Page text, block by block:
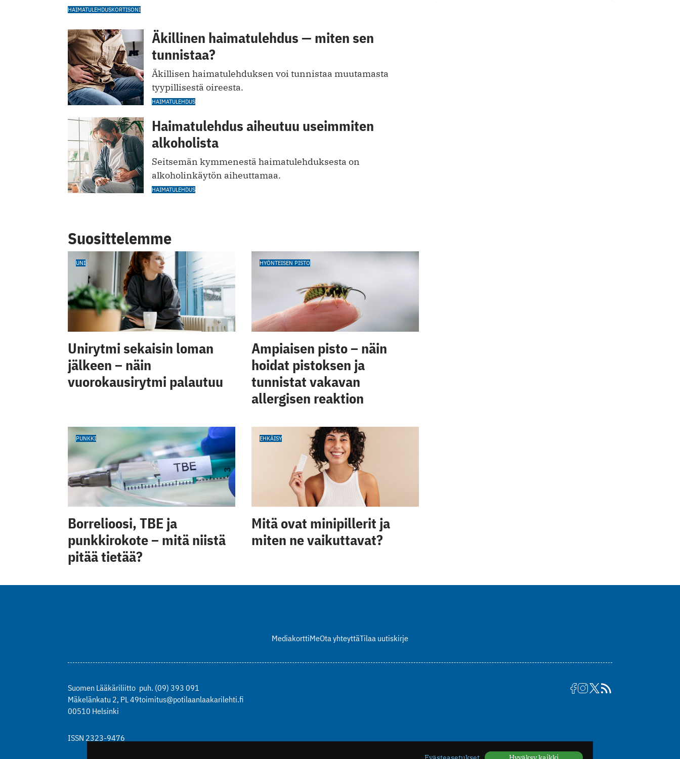
HAIMATULEHDUSKORTISONI
Äkillinen haimatulehdus — miten sen
tunnistaa?
Äkillisen haimatulehduksen voi tu nnistaa muutamasta
tyypillisestä oireesta.
HAIMATULEHDUS
Haimatulehdus aiheutuu useimmiten
alkoholista
Seitsemän kymmenestä haimatulehduksesta on
alkoholinkäytön aiheuttamaa.
HAIMATULEHDUS
Suosittelemme
UNI
Unirytmi sekaisin loman
jälkeen – näin
vuorokausirytmi palautuu
HYÖNTEISEN PISTO
Ampiaisen pisto – näin
hoidat pistoksen ja
tunnistat vakavan
allergisen reaktion
PUNKKI
Borrelioosi, TBE ja
punkkirokote – mitä niistä
pitää tietää?
EHKÄISY
Mitä ovat minipillerit ja
miten ne vaikuttavat?
MediakorttiMeOta yhteyttäTilaa uutiskirje
Suomen Lääkäriliitto
Mäkelänkatu 2, PL 49
00510 Helsinki
puh. (09) 393 091
toimitus@potilaanlaakarilehti.fi
ISSN 2323-9476